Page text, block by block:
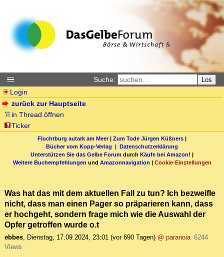
Suche: Los
Login
zurück zur Hauptseite
in Thread öffnen
Ticker
Fluchtburg autark am Meer| Zum Tode Jürgen Küßners |
Bücher vom Kopp-Verlag | Datenschutzerklärung
Unterstützen Sie das Gelbe Forum durch Käufe bei Amazon! |
Weitere Buchempfehlungen und Amazonnavigation | Cookie-Einstellungen
Was hat das mit dem aktuellen Fall zu tun? Ich bezweifle
nicht, dass man einen Pager so präparieren kann, dass
er hochgeht, sondern frage mich wie die Auswahl der
Opfer getroffen wurde o.t
ebbes, Dienstag, 17.09.2024, 23:01 (vor 690 Tagen) @ paranoia 6244
Views